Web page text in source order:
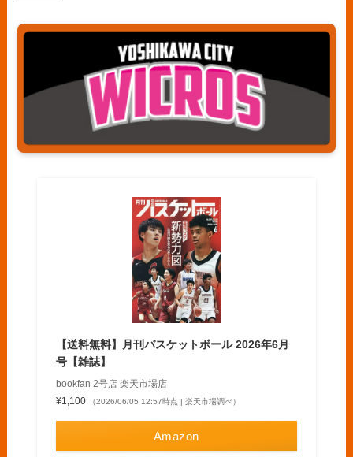
【送料無料】月刊バスケットボール 2026年6月
号【雑誌】
bookfan 2号店 楽天市場店
¥1,100
（2026/06/05 12:57時点 | 楽天市場調べ）
Amazon